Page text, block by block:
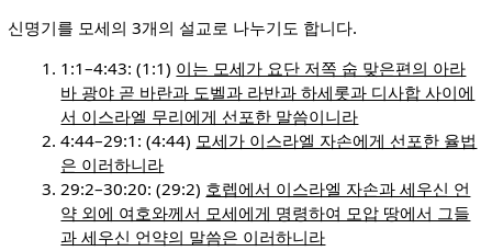
신명기를 모세의 3개의 설교로 나누기도 합니다.
1:1–4:43: (1:1) 이는 모세가 요단 저쪽 숩 맞은편의 아라
바 광야 곧 바란과 도벨과 라반과 하세롯과 디사합 사이에
서 이스라엘 무리에게 선포한 말씀이니라
4:44–29:1: (4:44) 모세가 이스라엘 자손에게 선포한 율법
은 이러하니라
29:2–30:20: (29:2) 호렙에서 이스라엘 자손과 세우신 언
약 외에 여호와께서 모세에게 명령하여 모압 땅에서 그들
과 세우신 언약의 말씀은 이러하니라